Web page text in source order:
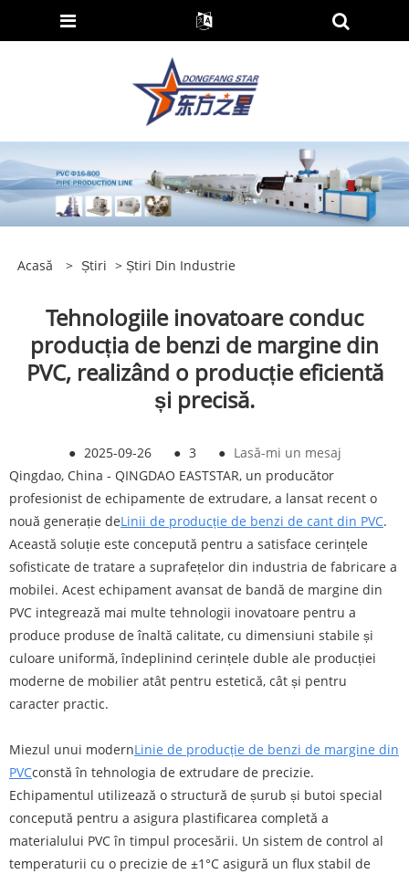
Acasă > Știri > Știri Din Industrie
Tehnologiile inovatoare conduc
producția de benzi de margine din
PVC, realizând o producție eficientă
și precisă.
● 2025-09-26 ● 3 ● Lasă-mi un mesaj
Qingdao, China - QINGDAO EASTSTAR, un producător
profesionist de echipamente de extrudare, a lansat recent o
nouă generație deLinii de producție de benzi de cant din PVC.
Această soluție este concepută pentru a satisface cerințele
sofisticate de tratare a suprafețelor din industria de fabricare a
mobilei. Acest echipament avansat de bandă de margine din
PVC integrează mai multe tehnologii inovatoare pentru a
produce produse de înaltă calitate, cu dimensiuni stabile și
culoare uniformă, îndeplinind cerințele duble ale producției
moderne de mobilier atât pentru estetică, cât și pentru
caracter practic.
Miezul unui modernLinie de producție de benzi de margine din
PVCconstă în tehnologia de extrudare de precizie.
Echipamentul utilizează o structură de șurub și butoi special
concepută pentru a asigura plastificarea completă a
materialului PVC în timpul procesării. Un sistem de control al
temperaturii cu o precizie de ±1°C asigură un flux stabil de